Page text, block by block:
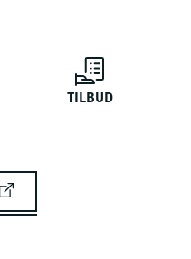
TILBUD